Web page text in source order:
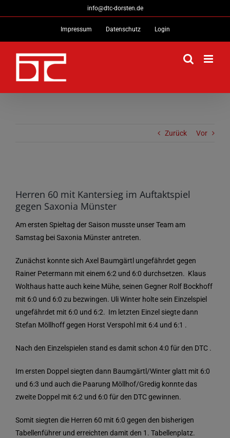
Inhalt
info@dtc-dorsten.de
Impressum Datenschutz Login
Zurück Vor
grösseres
Bild
Herren 60 mit Kantersieg im Auftaktspiel
gegen Saxonia Münster
Am ersten Spieltag der Saison musste unser Team am
Samstag bei Saxonia Münster antreten.
Zunächst konnte sich Axel Baumgärtl ungefährdet gegen
Rainer Petermann mit einem 6:2 und 6:0 durchsetzen. Klaus
Wolthaus hatte auch keine Mühe, seinen Gegner Rolf Bockhoff
mit 6:0 und 6:0 zu bezwingen. Uli Winter holte sein Einzelspiel
ungefährdet mit 6:0 und 6:2. Im letzten Einzel siegte dann
Stefan Möllhoff gegen Horst Verspohl mit 6:4 und 6:1 .
Nach den Einzelspielen stand es damit schon 4:0 für den DTC .
Im ersten Doppel siegten dann Baumgärtl/Winter glatt mit 6:0
und 6:3 und auch die Paarung Möllhof/Gredig konnte das
zweite Doppel mit 6:2 und 6:0 für den DTC gewinnen.
Somit siegten die Herren 60 mit 6:0 gegen den bisherigen
Tabellenführer und erreichten damit den 1. Tabellenplatz.